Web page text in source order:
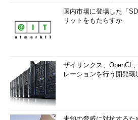
国内市場に登場した「
リットをもたらすか
ザイリンクス、OpenCL
レーションを行う開発